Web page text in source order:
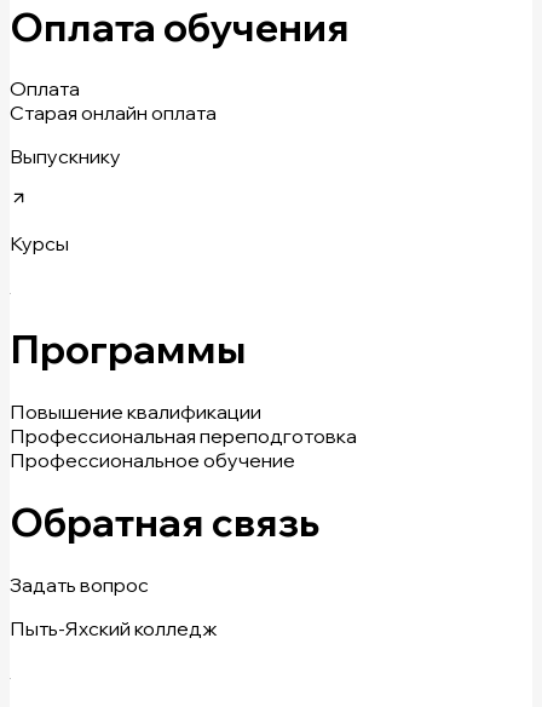
Оплата обучения
Оплата
Старая онлайн оплата
Выпускнику
Курсы
Программы
Повышение квалификации
Профессиональная переподготовка
Профессиональное обучение
Обратная связь
Задать вопрос
Пыть-Яхский колледж